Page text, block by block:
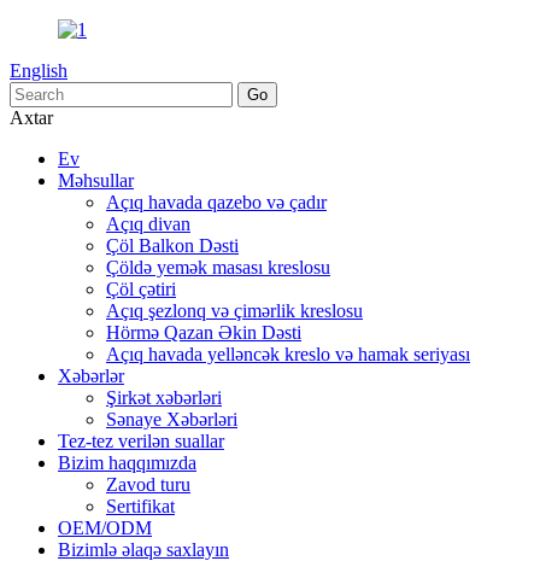
English
Axtar
Ev
Məhsullar
Açıq havada qazebo və çadır
Açıq divan
Çöl Balkon Dəsti
Çöldə yemək masası kreslosu
Çöl çətiri
Açıq şezlonq və çimərlik kreslosu
Hörmə Qazan Əkin Dəsti
Açıq havada yelləncək kreslo və hamak seriyası
Xəbərlər
Şirkət xəbərləri
Sənaye Xəbərləri
Tez-tez verilən suallar
Bizim haqqımızda
Zavod turu
Sertifikat
OEM/ODM
Bizimlə əlaqə saxlayın